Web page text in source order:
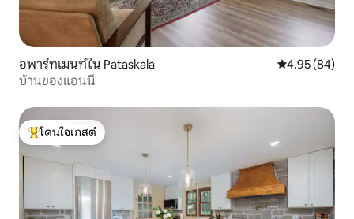
อพาร์ทเมนท์ใน Pataskala คะแนนเฉลี่ย
4.95 (84)
บ้านของแอนนี่
โดนใจเกสต์ที่สุด
โดนใจเกสต์